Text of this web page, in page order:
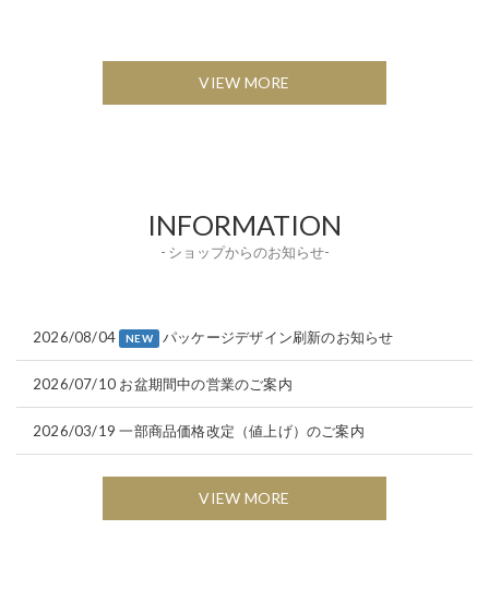
VIEW MORE
INFORMATION
- ショップからのお知らせ-
2026/08/04 NEW パッケージデザイン刷新のお知らせ
2026/07/10 お盆期間中の営業のご案内
2026/03/19 一部商品価格改定（値上げ）のご案内
VIEW MORE